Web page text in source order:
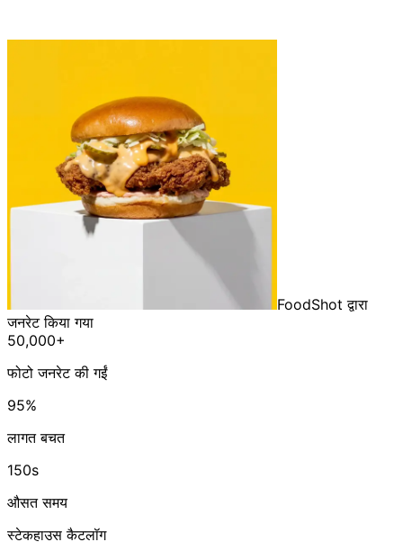
FoodShot द्वारा
जनरेट किया गया
50,000+
फोटो जनरेट की गईं
95%
लागत बचत
150s
औसत समय
स्टेकहाउस कैटलॉग